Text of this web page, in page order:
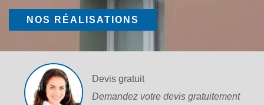
NOS RÉALISATIONS
Devis gratuit
Demandez votre devis gratuitement